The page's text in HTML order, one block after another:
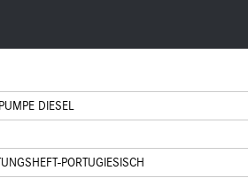
DIESEL
PORTUGIESISCH